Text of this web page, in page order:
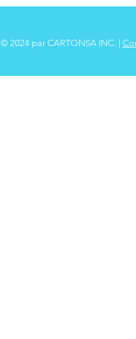
© 2024 par CARTONSA INC. |